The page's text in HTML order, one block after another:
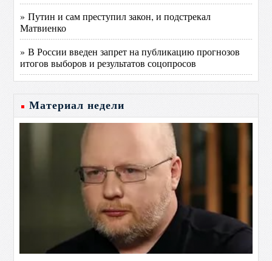
» Путин и сам преступил закон, и подстрекал
Матвиенко
» В России введен запрет на публикацию прогнозов
итогов выборов и результатов соцопросов
Материал недели